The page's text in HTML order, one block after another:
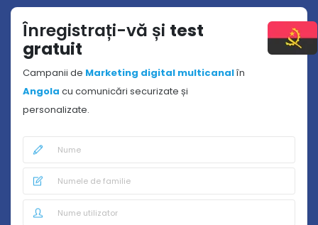
Înregistrați-vă și test
gratuit
Campanii de Marketing digital multicanalîn
Angola cu comunicări securizate și
personalizate.